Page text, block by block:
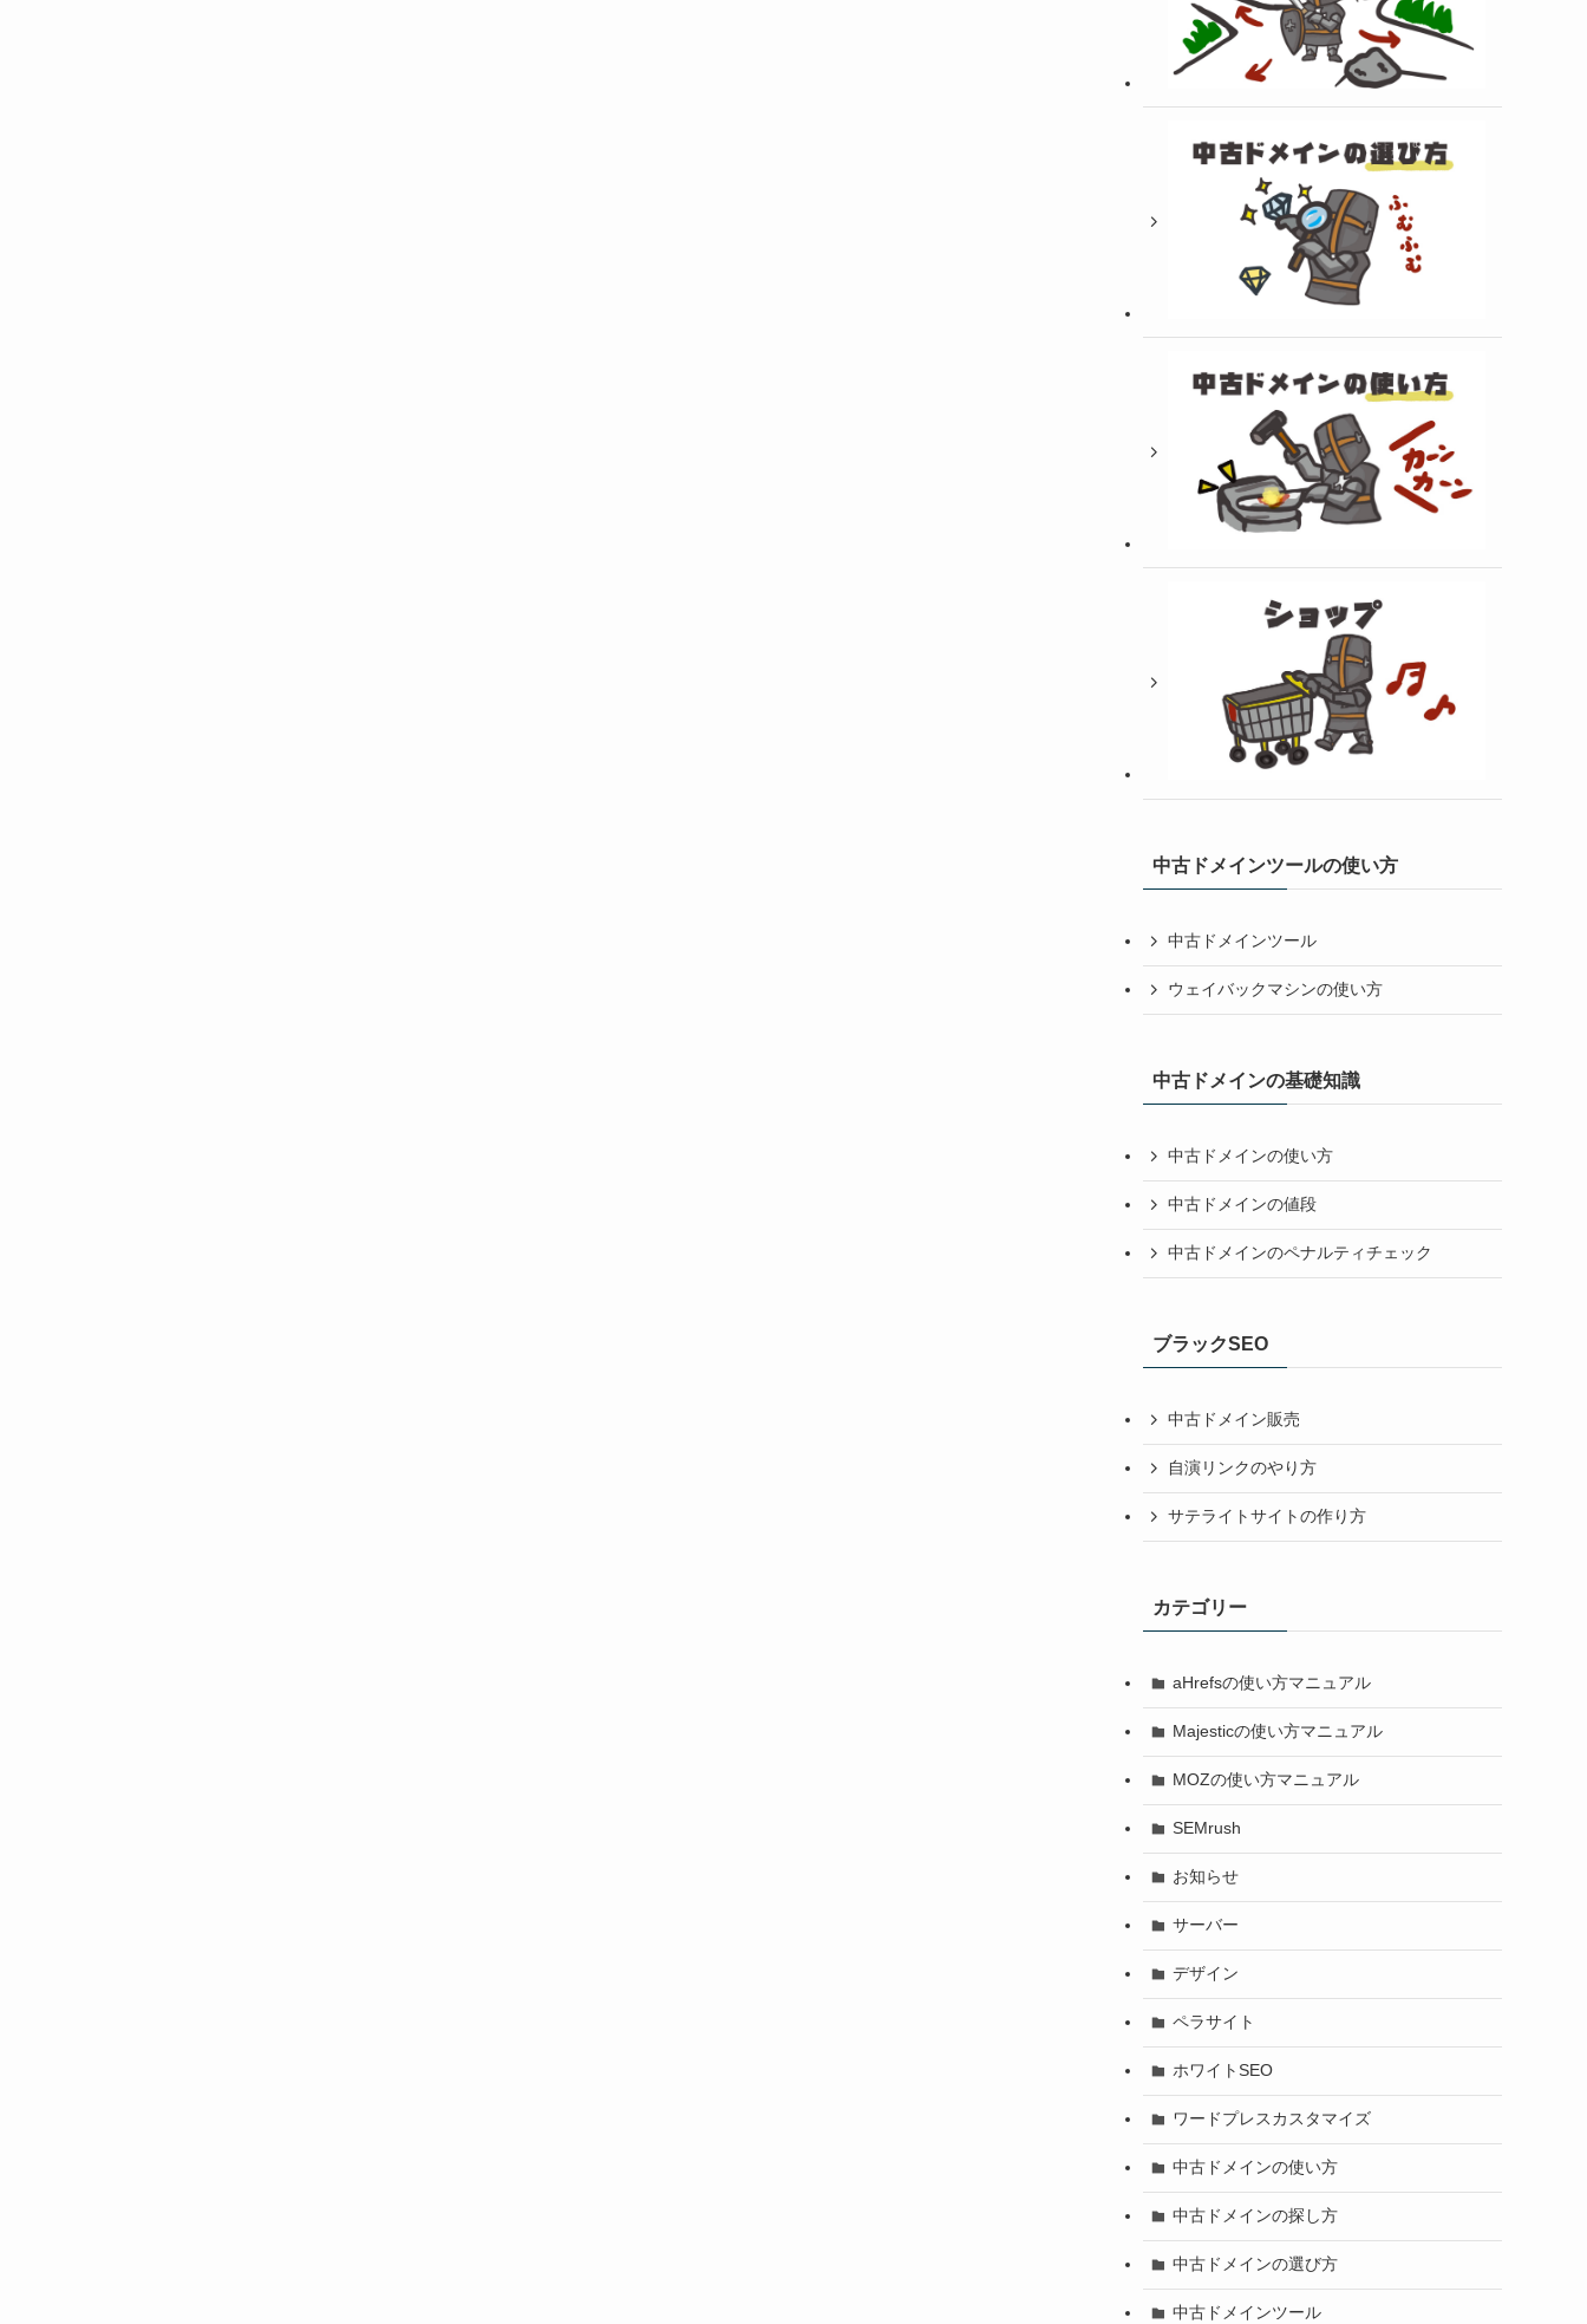
中古ドメインツールの使い方
中古ドメインツール
ウェイバックマシンの使い方
中古ドメインの基礎知識
中古ドメインの使い方
中古ドメインの値段
中古ドメインのペナルティチェック
ブラックSEO
中古ドメイン販売
自演リンクのやり方
サテライトサイトの作り方
カテゴリー
aHrefsの使い方マニュアル
Majesticの使い方マニュアル
MOZの使い方マニュアル
SEMrush
お知らせ
サーバー
デザイン
ペラサイト
ホワイトSEO
ワードプレスカスタマイズ
中古ドメインの使い方
中古ドメインの探し方
中古ドメインの選び方
中古ドメインツール